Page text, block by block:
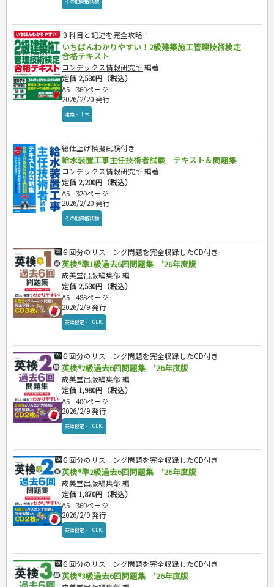
３科目と記述を完全攻略！
いちばんわかりやすい！2級建築施工管理技術検定
合格テキスト
コンデックス情報研究所編著
定価 2,530円（税込）
A5
360ページ
2026/2/20 発行
建築・土木
総仕上げ模擬試験付き
給水装置工事主任技術者試験 テキスト＆問題集
コンデックス情報研究所編著
定価 2,200円（税込）
A5
320ページ
2026/2/20 発行
その他資格試験
６回分のリスニング問題を完全収録したCD付き
英検®準1級過去6回問題集 ’26年度版
成美堂出版編集部 編
定価 2,530円（税込）
A5
488ページ
2026/2/9 発行
英語検定・TOEIC
６回分のリスニング問題を完全収録したCD付き
英検®2級過去6回問題集 ’26年度版
成美堂出版編集部 編
定価 1,980円（税込）
A5
400ページ
2026/2/9 発行
英語検定・TOEIC
６回分のリスニング問題を完全収録したCD付き
英検®準2級過去6回問題集 ’26年度版
成美堂出版編集部 編
定価 1,870円（税込）
A5
360ページ
2026/2/9 発行
英語検定・TOEIC
６回分のリスニング問題を完全収録したCD付き
英検®3級過去6回問題集 ’26年度版